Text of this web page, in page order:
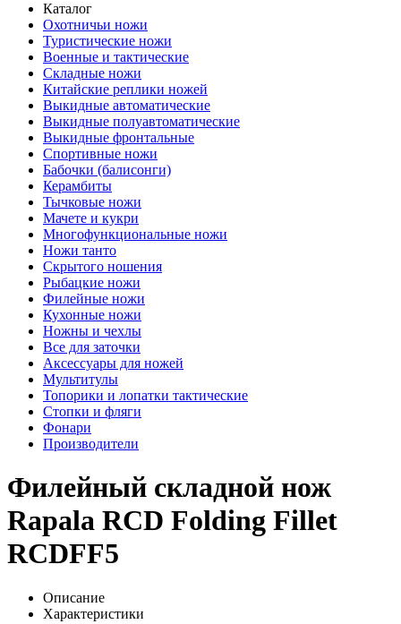
Каталог
Охотничьи ножи
Туристические ножи
Военные и тактические
Складные ножи
Китайские реплики ножей
Выкидные автоматические
Выкидные полуавтоматические
Выкидные фронтальные
Спортивные ножи
Бабочки (балисонги)
Керамбиты
Тычковые ножи
Мачете и кукри
Многофункциональные ножи
Ножи танто
Скрытого ношения
Рыбацкие ножи
Филейные ножи
Кухонные ножи
Ножны и чехлы
Все для заточки
Аксессуары для ножей
Мультитулы
Топорики и лопатки тактические
Стопки и фляги
Фонари
Производители
Филейный складной нож
Rapala RCD Folding Fillet
RCDFF5
Описание
Характеристики